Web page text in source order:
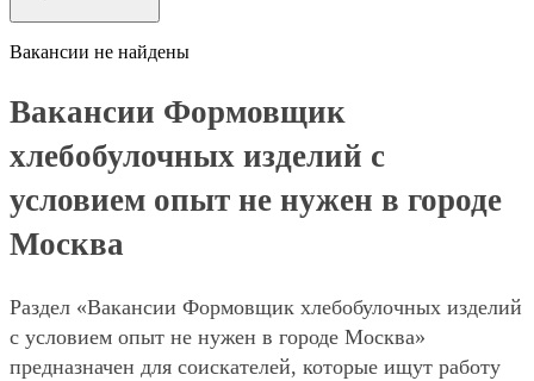
Вакансии не найдены
Вакансии Формовщик
хлебобулочных изделий с
условием опыт не нужен в городе
Москва
Раздел «Вакансии Формовщик хлебобулочных изделий
с условием опыт не нужен в городе Москва»
предназначен для соискателей, которые ищут работу